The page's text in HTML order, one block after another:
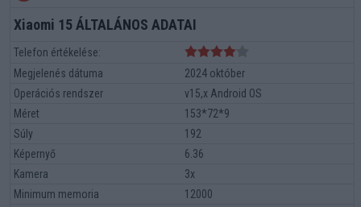
Xiaomi 15 ÁLTALÁNOS ADATAI
Telefon értékelése:
Megjelenés dátuma
2024 október
Operációs rendszer
v15,x Android OS
Méret
153*72*9
Súly
192
Képernyő
6.36
Kamera
3x
Minimum memoria
12000